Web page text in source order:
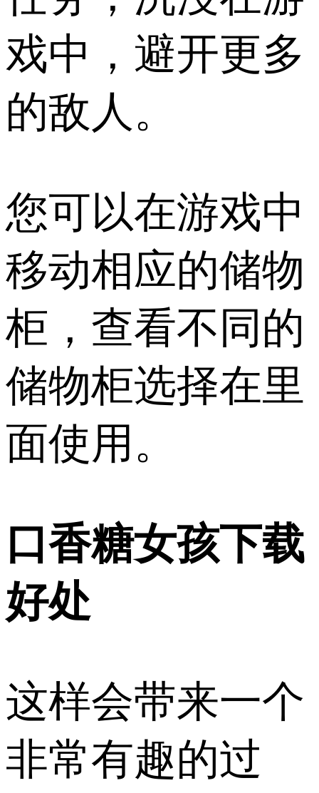
戏中，避开更多
的敌人。
您可以在游戏中
移动相应的储物
柜，查看不同的
储物柜选择在里
面使用。
口香糖女孩下载
好处
这样会带来一个
非常有趣的过